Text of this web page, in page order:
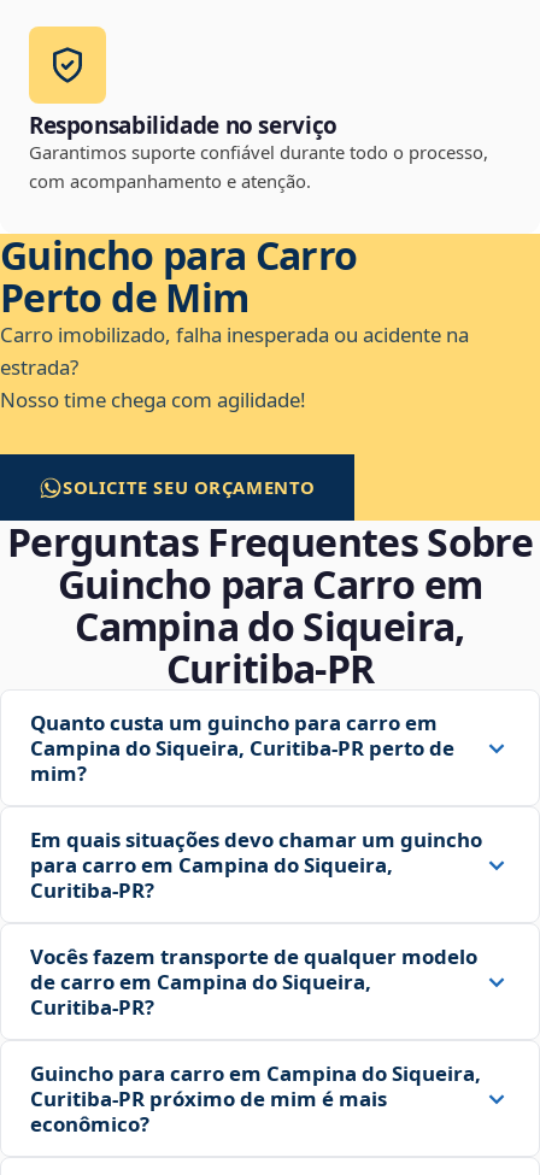
Responsabilidade no serviço
Garantimos suporte confiável durante todo o processo,
com acompanhamento e atenção.
Guincho para Carro
Perto de Mim
Carro imobilizado, falha inesperada ou acidente na
estrada?
Nosso time chega com agilidade!
SOLICITE SEU ORÇAMENTO
Perguntas Frequentes Sobre
Guincho para Carro em
Campina do Siqueira,
Curitiba‑PR
Quanto custa um guincho para carro em
Campina do Siqueira, Curitiba‑PR perto de
mim?
Em quais situações devo chamar um guincho
para carro em Campina do Siqueira,
Curitiba‑PR?
Vocês fazem transporte de qualquer modelo
de carro em Campina do Siqueira,
Curitiba‑PR?
Guincho para carro em Campina do Siqueira,
Curitiba‑PR próximo de mim é mais
econômico?